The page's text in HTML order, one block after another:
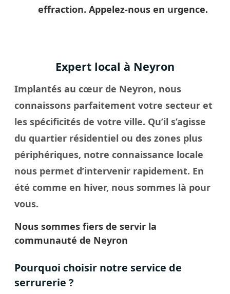
effraction. Appelez-nous en urgence.
Expert local à Neyron
Implantés au cœur de Neyron, nous
connaissons parfaitement votre secteur et
les spécificités de votre ville. Qu’il s’agisse
du quartier résidentiel ou des zones plus
périphériques, notre connaissance locale
nous permet d’intervenir rapidement. En
été comme en hiver, nous sommes là pour
vous.
Nous sommes fiers de servir la
communauté de Neyron
Pourquoi choisir notre service de
serrurerie ?